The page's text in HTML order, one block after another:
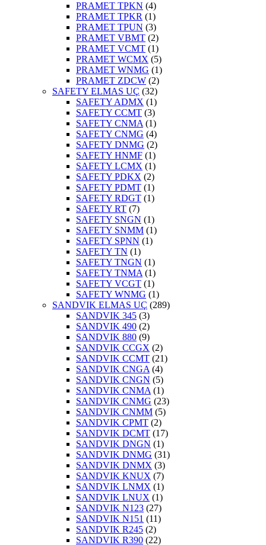
PRAMET TPKN (4)
PRAMET TPKR (1)
PRAMET TPUN (3)
PRAMET VBMT (2)
PRAMET VCMT (1)
PRAMET WCMX (5)
PRAMET WNMG (1)
PRAMET ZDCW (2)
SAFETY ELMAS UÇ (32)
SAFETY ADMX (1)
SAFETY CCMT (3)
SAFETY CNMA (1)
SAFETY CNMG (4)
SAFETY DNMG (2)
SAFETY HNMF (1)
SAFETY LCMX (1)
SAFETY PDKX (2)
SAFETY PDMT (1)
SAFETY RDGT (1)
SAFETY RT (7)
SAFETY SNGN (1)
SAFETY SNMM (1)
SAFETY SPNN (1)
SAFETY TN (1)
SAFETY TNGN (1)
SAFETY TNMA (1)
SAFETY VCGT (1)
SAFETY WNMG (1)
SANDVIK ELMAS UÇ (289)
SANDVIK 345 (3)
SANDVIK 490 (2)
SANDVIK 880 (9)
SANDVIK CCGX (2)
SANDVIK CCMT (21)
SANDVIK CNGA (4)
SANDVIK CNGN (5)
SANDVIK CNMA (1)
SANDVIK CNMG (23)
SANDVIK CNMM (5)
SANDVIK CPMT (2)
SANDVIK DCMT (17)
SANDVIK DNGN (1)
SANDVIK DNMG (31)
SANDVIK DNMX (3)
SANDVIK KNUX (7)
SANDVIK LNMX (1)
SANDVIK LNUX (1)
SANDVIK N123 (27)
SANDVIK N151 (11)
SANDVIK R245 (2)
SANDVIK R390 (22)